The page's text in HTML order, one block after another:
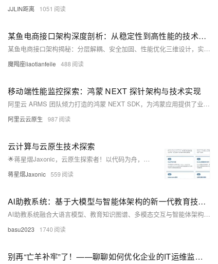
JJLIN距离 1051
某鱼电商接口架构深度剖析：从稳定性到高性能的技术密码
某鱼电商接口架构揭秘：分层解耦、安全加固、性能优化三维设计，实现200ms内响应、故障率低于0.1%。详解三层架构、多引擎存储、异步发布、WebSocket通信与全链路防护，助力开发者突破电商接口“三难”困境。
魔羯座liaotianfeile 488
移动端性能监控探索：鸿蒙 NEXT 探针架构与技术实现
阿里云 ARMS 团队倾力打造的鸿蒙 NEXT SDK，为鸿蒙应用提供了业界领先的全链路监控解决方案。这不仅仅是一个 SDK，更是您洞察用户体验、优化应用性能的智能伙伴。
阿里云云原生 987
云计算与云原生技术探索
🌟蒋星熠Jaxonic，云原生探索者！以代码为舟，遨游技术星河。专注容器化、微服务、K8s与DevOps，践行GitOps理念，拥抱多云未来。用架构编织星辰，让创新照亮极客征途！
蒋星熠Jaxonic 559
AI助教系统：基于大模型与智能体架构的新一代教育技术引擎
AI助教系统融合大语言模型、教育知识图谱、多模态交互与智能体架构，实现精准学情诊断、个性化辅导与主动教学。支持图文语音输入，本地化部署保障隐私，重构“教、学、评、辅”全链路，推动因材施教落地，助力教育数字化转型。（238字）
basu2023 1740
别再“亡羊补牢”了！——聊聊如何优化企业的IT运维监控架构